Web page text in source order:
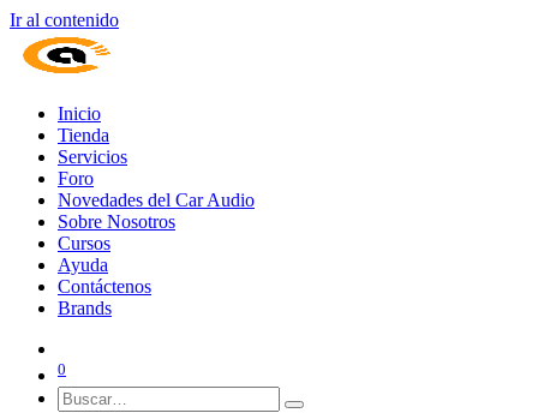
Ir al contenido
Inicio
Tienda
Servicios
Foro
Novedades del Car Audio
Sobre Nosotros
Cursos
Ayuda
Contáctenos
Brands
0